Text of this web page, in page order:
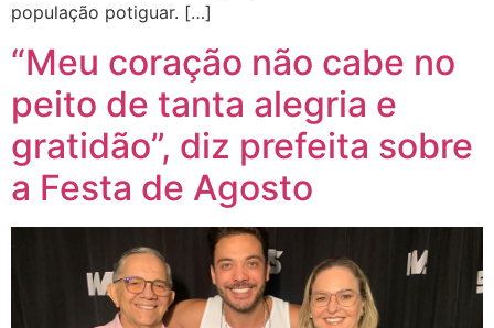
população potiguar. […]
“Meu coração não cabe no
peito de tanta alegria e
gratidão”, diz prefeita sobre
a Festa de Agosto